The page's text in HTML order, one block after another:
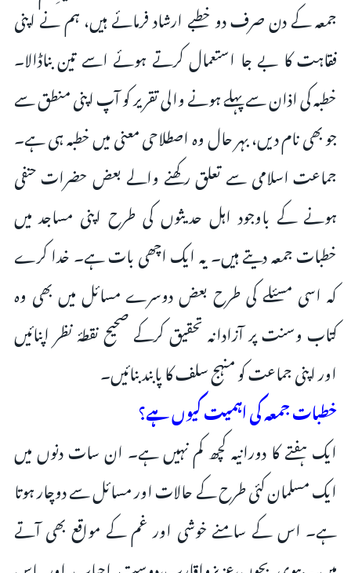
جمعہ کے دن صرف دو خطبے ارشاد فرمائے ہیں، ہم نے اپنی
فقاہت کا بے جا استعمال کرتے ہوئے اسے تین بناڈالا۔
خطبہ کی اذان سے پہلے ہونے والی تقریر کو آپ اپنی منطق سے
جو بھی نام دیں، بہر حال وہ اصطلاحی معنی میں خطبہ ہی ہے۔
جماعت اسلامی سے تعلق رکھنے والے بعض حضرات حنفی
ہونے کے باوجود اہل حدیثوں کی طرح اپنی مساجد میں
خطبات جمعہ دیتے ہیں۔ یہ ایک اچھی بات ہے۔ خدا کرے
کہ اسی مسئلے کی طرح بعض دوسرے مسائل میں بھی وہ
کتاب وسنت پر آزادانہ تحقیق کرکے صحیح نقطۂ نظر اپنائیں
اور اپنی جماعت کو منہج سلف کا پابند بنائیں۔
خطبات جمعہ کی اہمیت کیوں ہے؟
ایک ہفتے کا دورانیہ کچھ کم نہیں ہے۔ ان سات دنوں میں
ایک مسلمان کئی طرح کے حالات اور مسائل سے دوچار ہوتا
ہے۔ اس کے سامنے خوشی اور غم کے مواقع بھی آتے